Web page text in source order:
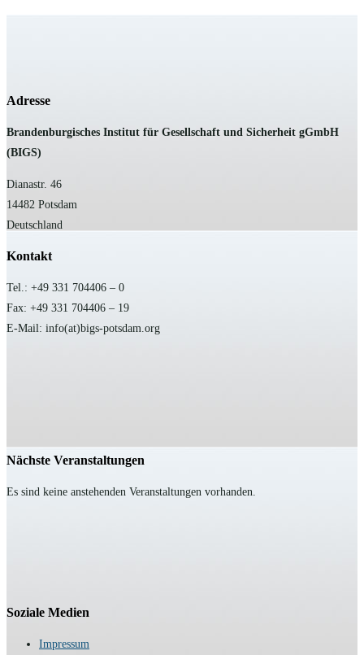
Adresse
Brandenburgisches Institut für Gesellschaft und Sicherheit gGmbH
(BIGS)
Dianastr. 46
14482 Potsdam
Deutschland
Kontakt
Tel.: +49 331 704406 – 0
Fax: +49 331 704406 – 19
E-Mail: info(at)bigs-potsdam.org
Nächste Veranstaltungen
Es sind keine anstehenden Veranstaltungen vorhanden.
Soziale Medien
Impressum